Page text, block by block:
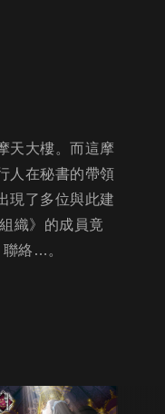
天大樓。而這摩
人在秘書的帶領
現了多位與此建
織》的成員竟
絡…。